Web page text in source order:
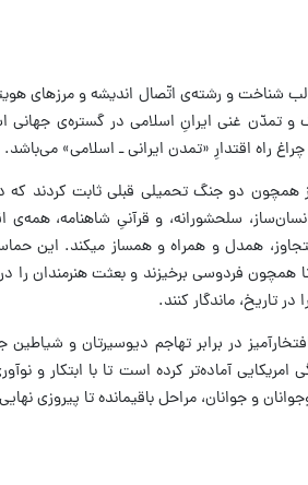
قالب شناخت و رشته‌ی اتّصال اندیشه و مرزهای
و تمدّن غنی ایرانِ اسلامی در گستره‌‌ی
راه اقتدارِ «تمدن ایرانی ـ اسلامی» می‌باشد.
دو جنگ تحمیلی قبلی ثابت کردند که
سلحشورانه، و قرآنیِ شاهنامه،
همدل و همراه و همساز میکند. این
فردوسی برخیزند و بعثت هنرمندان را در
تاریخ، ماندگار کنند.
در برابر تهاجم دیوسیرتان و
امریکایی آماده‌تر کرده است تا با ابتکار و
و جوانان، مراحل باقیمانده تا پیروزی